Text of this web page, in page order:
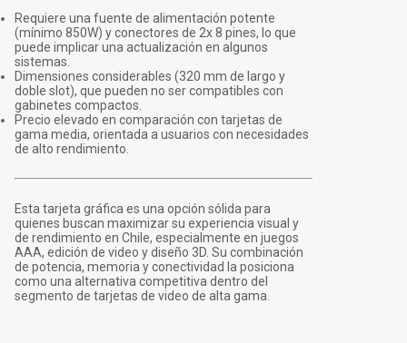
Requiere una fuente de alimentación potente
(mínimo 850W) y conectores de 2x 8 pines, lo que
puede implicar una actualización en algunos
sistemas.
Dimensiones considerables (320 mm de largo y
doble slot), que pueden no ser compatibles con
gabinetes compactos.
Precio elevado en comparación con tarjetas de
gama media, orientada a usuarios con necesidades
de alto rendimiento.
Esta tarjeta gráfica es una opción sólida para
quienes buscan maximizar su experiencia visual y
de rendimiento en Chile, especialmente en juegos
AAA, edición de video y diseño 3D. Su combinación
de potencia, memoria y conectividad la posiciona
como una alternativa competitiva dentro del
segmento de tarjetas de video de alta gama.